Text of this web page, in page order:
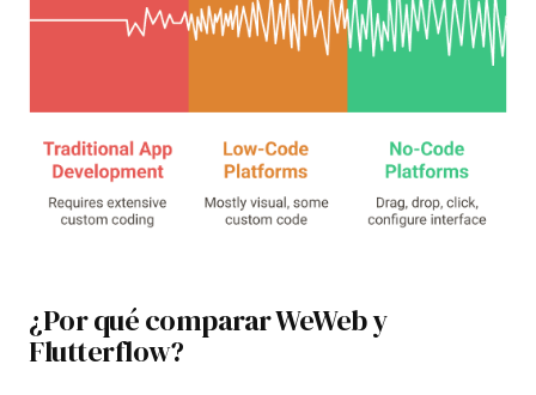
¿Por qué comparar WeWeb y
Flutterflow?